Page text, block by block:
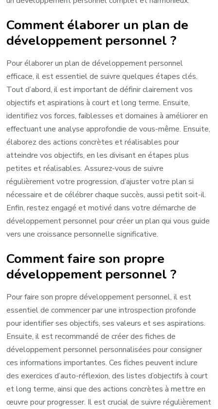
Comment élaborer un plan de
développement personnel ?
Pour élaborer un plan de développement personnel
efficace, il est essentiel de suivre quelques étapes clés.
Tout d’abord, il est important de définir clairement vos
objectifs et aspirations à court et long terme. Ensuite,
identifiez vos forces, faiblesses et domaines à améliorer en
effectuant une analyse approfondie de vous-même. Ensuite,
élaborez des actions concrètes et réalisables pour
atteindre vos objectifs, en les divisant en étapes plus
petites et réalisables. Assurez-vous de suivre
régulièrement votre progression, d’ajuster votre plan si
nécessaire et de célébrer chaque succès, aussi petit soit-il.
Enfin, restez engagé et motivé dans votre démarche de
développement personnel pour créer un plan qui vous guide
vers une croissance personnelle significative.
Comment faire son propre
développement personnel ?
Pour faire son propre développement personnel, il est
essentiel de commencer par une introspection profonde
pour identifier ses objectifs, ses valeurs et ses aspirations.
Ensuite, il est recommandé de créer des fiches de
développement personnel personnalisées pour consigner
ces informations importantes. Ces fiches peuvent inclure
des exercices d’auto-réflexion, des listes d’objectifs à court
et long terme, ainsi que des actions concrètes à mettre en
œuvre pour progresser. Il est crucial de suivre régulièrement